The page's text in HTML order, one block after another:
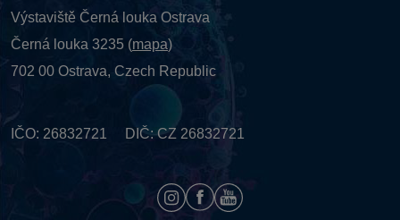
Výstaviště Černá louka Ostrava
Černá louka 3235 (mapa)
702 00 Ostrava, Czech Republic
IČO: 26832721 DIČ: CZ 26832721